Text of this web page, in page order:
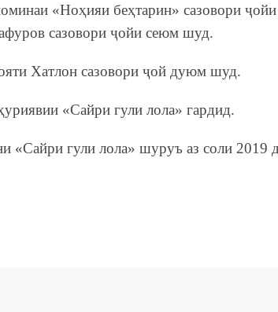
«Ноҳияи беҳтарин» сазовори ҷойи
сазовори ҷойи сеюм шуд.
Хатлон сазовори ҷой дуюм шуд.
«Сайри гули лола» гардид.
«Сайри гули лола» шуруъ аз соли 2019